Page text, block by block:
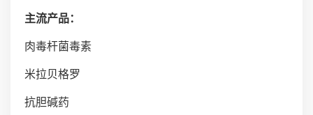
主流产品：
肉毒杆菌毒素
米拉贝格罗
抗胆碱药